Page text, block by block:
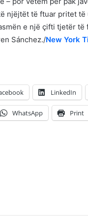
njëjtët të ftuar pritet
e një çifti tjetër të
Sánchez./New York
LinkedIn
WhatsApp Print